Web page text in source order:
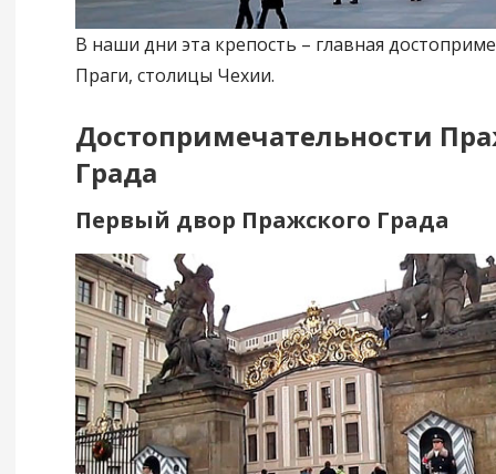
В наши дни эта крепость – главная
Праги, столицы Чехии.
Достопримечательности
Града
Первый двор Пражского Града